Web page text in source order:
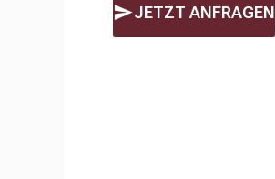
JETZT ANFRAGEN